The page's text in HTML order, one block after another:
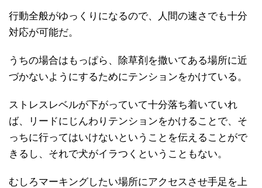
行動全般がゆっくりになるので、人間の速さでも十分
対応が可能だ。
うちの場合はもっぱら、除草剤を撒いてある場所に近
づかないようにするためにテンションをかけている。
ストレスレベルが下がっていて十分落ち着いていれ
ば、リードにじんわりテンションをかけることで、そ
っちに行ってはいけないということを伝えることがで
きるし、それで犬がイラつくということもない。
むしろマーキングしたい場所にアクセスさせ手足を上